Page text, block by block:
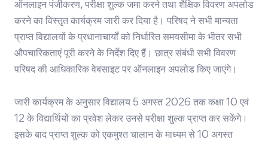
ऑनलाइन पंजीकरण, परीक्षा शुल्क जमा करने तथा शैक्षिक विवरण अपलोड
करने का विस्तृत कार्यक्रम जारी कर दिया है। परिषद ने सभी मान्यता
प्राप्त विद्यालयों के प्रधानाचार्यों को निर्धारित समयसीमा के भीतर सभी
औपचारिकताएं पूरी करने के निर्देश दिए हैं। छात्र संबंधी सभी विवरण
परिषद की आधिकारिक वेबसाइट पर ऑनलाइन अपलोड किए जाएंगे।
जारी कार्यक्रम के अनुसार विद्यालय 5 अगस्त 2026 तक कक्षा 10 एवं
12 के विद्यार्थियों का प्रवेश लेकर उनसे परीक्षा शुल्क प्राप्त कर सकेंगे।
इसके बाद प्राप्त शुल्क को एकमुश्त चालान के माध्यम से 10 अगस्त